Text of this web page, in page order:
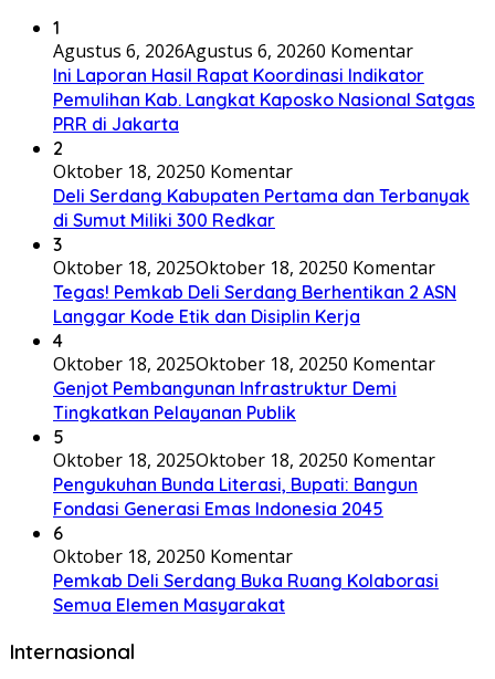
1
Agustus 6, 2026Agustus 6, 20260 Komentar
Ini Laporan Hasil Rapat Koordinasi Indikator
Pemulihan Kab. Langkat Kaposko Nasional Satgas
PRR di Jakarta
2
Oktober 18, 20250 Komentar
Deli Serdang Kabupaten Pertama dan Terbanyak
di Sumut Miliki 300 Redkar
3
Oktober 18, 2025Oktober 18, 20250 Komentar
Tegas! Pemkab Deli Serdang Berhentikan 2 ASN
Langgar Kode Etik dan Disiplin Kerja
4
Oktober 18, 2025Oktober 18, 20250 Komentar
Genjot Pembangunan Infrastruktur Demi
Tingkatkan Pelayanan Publik
5
Oktober 18, 2025Oktober 18, 20250 Komentar
Pengukuhan Bunda Literasi, Bupati: Bangun
Fondasi Generasi Emas Indonesia 2045
6
Oktober 18, 20250 Komentar
Pemkab Deli Serdang Buka Ruang Kolaborasi
Semua Elemen Masyarakat
Internasional